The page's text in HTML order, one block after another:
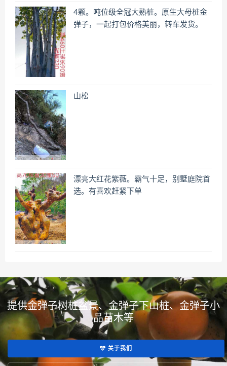
4颗。吨位级全冠大熟桩。原生大母桩金
弹子，一起打包价格美丽，转车发货。
山松
漂亮大红花紫薇。霸气十足，别墅庭院首
选。有喜欢赶紧下单
提供金弹子树桩盆景、金弹子下山桩、金弹子小
品苗木等
关于我们